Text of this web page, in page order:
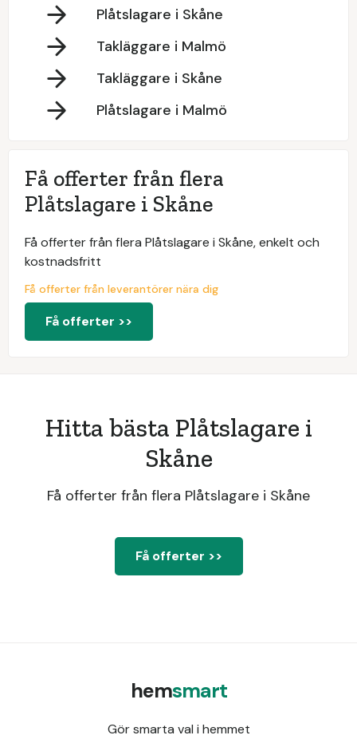
Plåtslagare i Skåne
Takläggare i Malmö
Takläggare i Skåne
Plåtslagare i Malmö
Få offerter från flera
Plåtslagare i Skåne
Få offerter från flera Plåtslagare i Skåne, enkelt och
kostnadsfritt
Få offerter från leverantörer nära dig
Få offerter >>
Hitta bästa Plåtslagare i
Skåne
Få offerter från flera Plåtslagare i Skåne
Få offerter >>
hemsmart
Gör smarta val i hemmet